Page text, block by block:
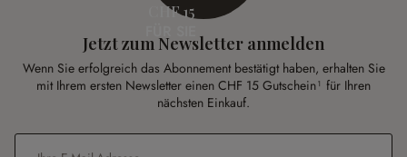
CHF 15
Jetzt zum Newsletter anmelden
Wenn Sie erfolgreich das Abonnement bestätigt haben, erhalten Sie
mit Ihrem ersten Newsletter einen CHF 15 Gutschein¹ für Ihren
nächsten Einkauf.
E-Mail-Adresse